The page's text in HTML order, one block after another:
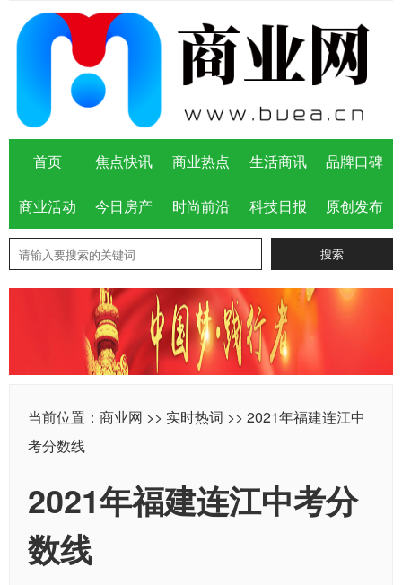
首页 焦点快讯 商业热点 生活商讯 品牌口碑
商业活动 今日房产 时尚前沿 科技日报 原创发布
当前位置： 商业网 >> 实时热词 >> 2021年福建连江中
考分数线
2021年福建连江中考分
数线